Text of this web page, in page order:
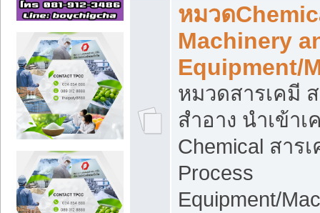
หมวด
Machinery
Equipment/
หมวดสารเคมี
สำอาง นำเข้
Chemical สาร
Process
Equipment/